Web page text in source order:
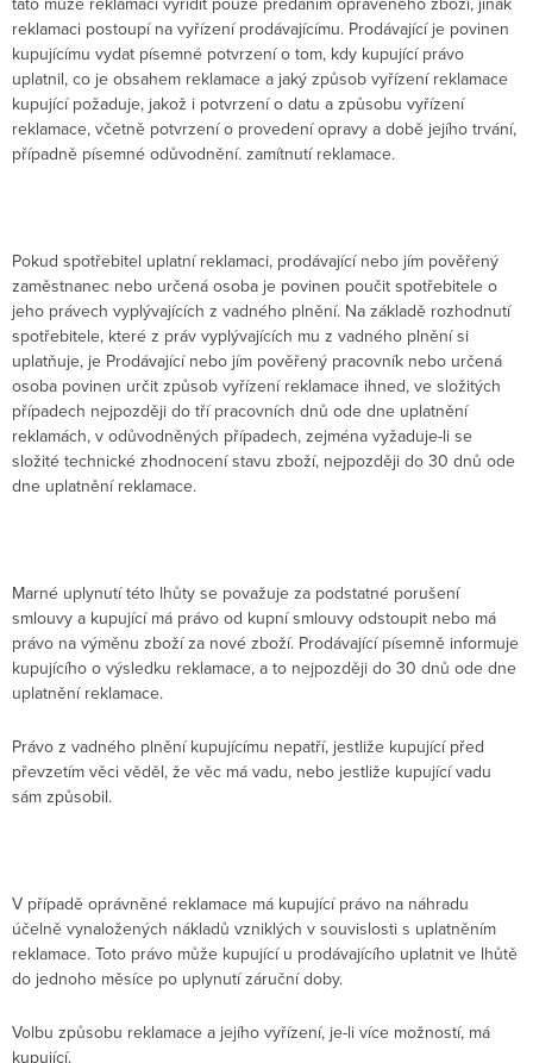
reklamaci postoupí na vyřízení prodávajícímu. Prodávající je povinen
kupujícímu vydat písemné potvrzení o tom, kdy kupující právo
uplatnil, co je obsahem reklamace a jaký způsob vyřízení reklamace
kupující požaduje, jakož i potvrzení o datu a způsobu vyřízení
reklamace, včetně potvrzení o provedení opravy a době jejího trvání,
případně písemné odůvodnění. zamítnutí reklamace.
Pokud spotřebitel uplatní reklamaci, prodávající nebo jím pověřený
zaměstnanec nebo určená osoba je povinen poučit spotřebitele o
jeho právech vyplývajících z vadného plnění. Na základě rozhodnutí
spotřebitele, které z práv vyplývajících mu z vadného plnění si
uplatňuje, je Prodávající nebo jím pověřený pracovník nebo určená
osoba povinen určit způsob vyřízení reklamace ihned, ve složitých
případech nejpozději do tří pracovních dnů ode dne uplatnění
reklamách, v odůvodněných případech, zejména vyžaduje-li se
složité technické zhodnocení stavu zboží, nejpozději do 30 dnů ode
dne uplatnění reklamace.
Marné uplynutí této lhůty se považuje za podstatné porušení
smlouvy a kupující má právo od kupní smlouvy odstoupit nebo má
právo na výměnu zboží za nové zboží. Prodávající písemně informuje
kupujícího o výsledku reklamace, a to nejpozději do 30 dnů ode dne
uplatnění reklamace.
Právo z vadného plnění kupujícímu nepatří, jestliže kupující před
převzetím věci věděl, že věc má vadu, nebo jestliže kupující vadu
sám způsobil.
V případě oprávněné reklamace má kupující právo na náhradu
účelně vynaložených nákladů vzniklých v souvislosti s uplatněním
reklamace. Toto právo může kupující u prodávajícího uplatnit ve lhůtě
do jednoho měsíce po uplynutí záruční doby.
Volbu způsobu reklamace a jejího vyřízení, je-li více možností, má
kupující.